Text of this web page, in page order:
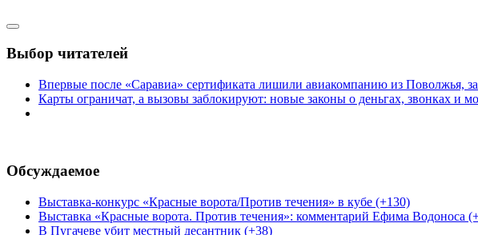
Выбор читателей
Впервые после «Саравиа» сертификата лишили авиакомпанию из Поволжья,
Карты ограничат, а вызовы заблокируют: новые законы о деньгах, звонках и
Обсуждаемое
Выставка-конкурс «Красные ворота/Против течения» в кубе (+130)
Выставка «Красные ворота. Против течения»: комментарий Ефима Водоноса
В Пугачеве убит местный десантник (+38)